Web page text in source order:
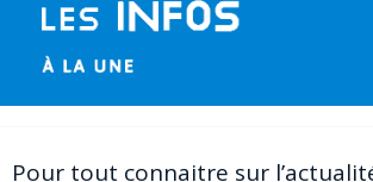
Pour tout connaitre sur